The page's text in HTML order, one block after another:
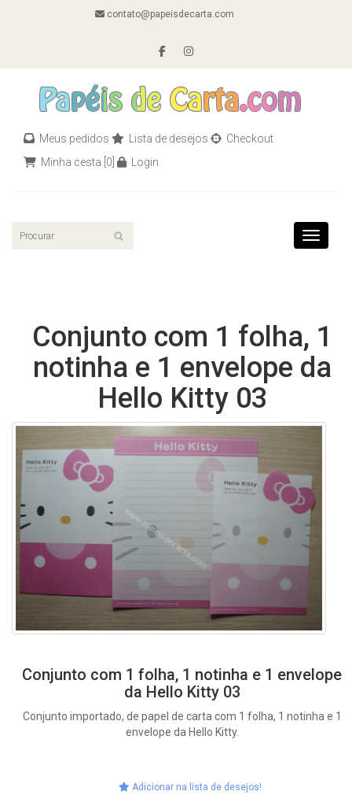
contato@papeisdecarta.com
Meus pedidos Lista de desejos
Checkout
Minha cesta [0] Login
Toggle
Conjunto com 1 folha, 1
notinha e 1 envelope da
Hello Kitty 03
Conjunto com 1 folha, 1 notinha e 1 envelope
da Hello Kitty 03
Conjunto importado, de papel de carta com 1 folha, 1 notinha e 1
envelope da Hello Kitty.
Adicionar na lista de desejos!